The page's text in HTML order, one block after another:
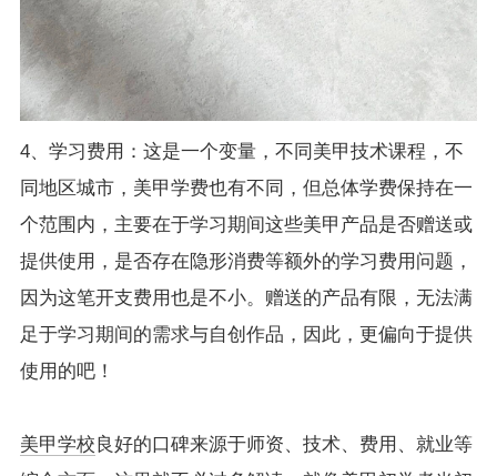
4、学习费用：这是一个变量，不同美甲技术课程，不
同地区城市，美甲学费也有不同，但总体学费保持在一
个范围内，主要在于学习期间这些美甲产品是否赠送或
提供使用，是否存在隐形消费等额外的学习费用问题，
因为这笔开支费用也是不小。赠送的产品有限，无法满
足于学习期间的需求与自创作品，因此，更偏向于提供
使用的吧！
美甲学校 良好的口碑来源于师资、技术、费用、就业等